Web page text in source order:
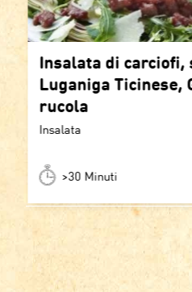
Insalata di carciofi,
Luganiga Ticinese,
rucola
Insalata
>30 Minuti